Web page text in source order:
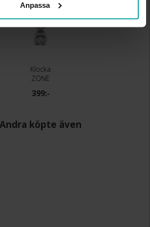
Anpassa
Klocka
ZONE
399:-
Andra köpte även